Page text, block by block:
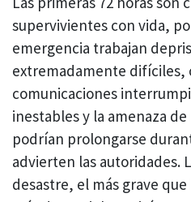
supervivientes con vida,
emergencia trabajan
extremadamente difíciles,
comunicaciones
inestables y la amenaza
podrían prolongarse
advierten las autoridades.
desastre, el más grave